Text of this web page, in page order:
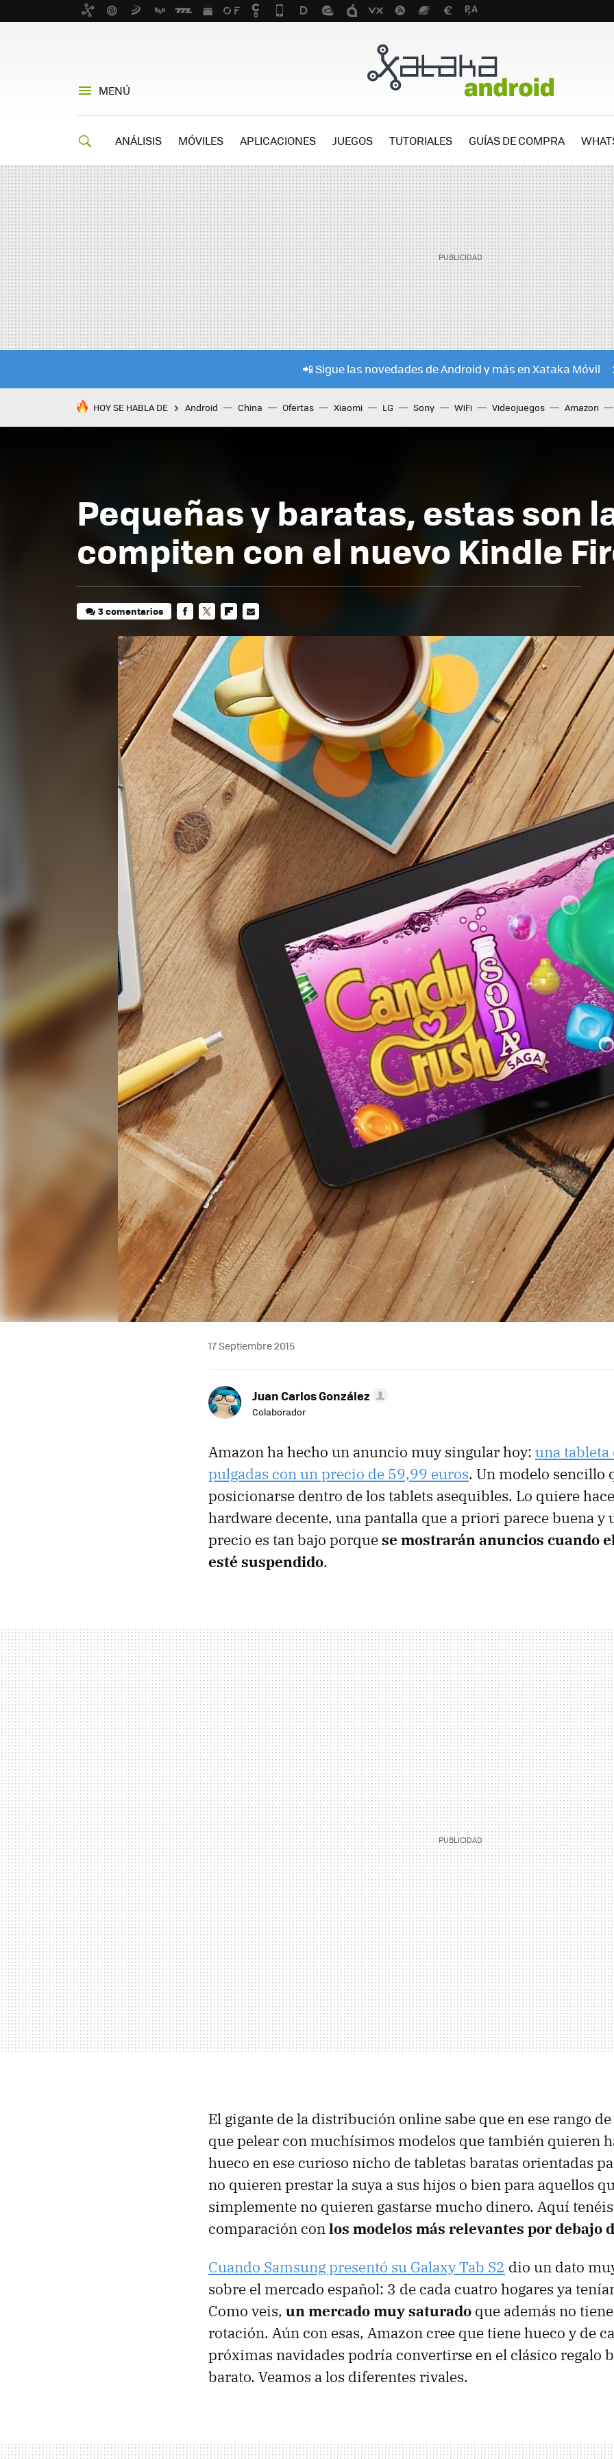
MENÚ
ANÁLISIS MÓVILES APLICACIONES JUEGOS TUTORIALES GUÍAS DE COMPRA
📲 Sigue las novedades de Android y más en Xataka Móvil
HOY SE HABLA DE Android China Ofertas Xiaomi LG Sony WiFi Videojuegos Amazon
Pequeñas y baratas, estas son
compiten con el nuevo Kindle
3 comentarios
MAIL
17 Septiembre 2015
Juan Carlos González
Colaborador
Amazon ha hecho un anuncio muy singular hoy: una tableta
pulgadas con un precio de 59,99 euros. Un modelo sencillo
posicionarse dentro de los tablets asequibles. Lo quiere
hardware decente, una pantalla que a priori parece buena y
precio es tan bajo porquese mostrarán anuncios cuando
esté suspendido.
El gigante de la distribución online sabe que en ese rango
que pelear con muchísimos modelos que también quieren
hueco en ese curioso nicho de tabletas baratas orientadas
no quieren prestar la suya a sus hijos o bien para aquellos
simplemente no quieren gastarse mucho dinero. Aquí
comparación conlos modelos más relevantes por debajo
Cuando Samsung presentó su Galaxy Tab S2 dio un dato
sobre el mercado español: 3 de cada cuatro hogares ya
Como veis, un mercado muy saturado que además no
rotación. Aún con esas, Amazon cree que tiene hueco y de
próximas navidades podría convertirse en el clásico regalo
barato. Veamos a los diferentes rivales.